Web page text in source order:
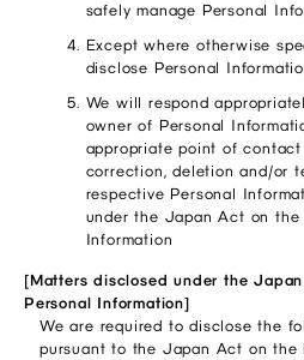
safely manage Personal
Except where otherwise
disclose Personal
We will respond
owner of Personal
appropriate point of
correction, deletion and/or
respective Personal
under the Japan Act on
Information
[Matters disclosed under the
Personal Information]
We are required to disclose the
pursuant to the Japan Act on the